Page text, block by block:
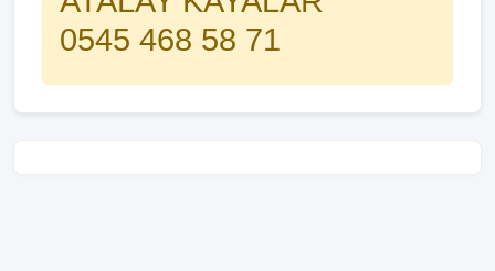
0545 468 58 71